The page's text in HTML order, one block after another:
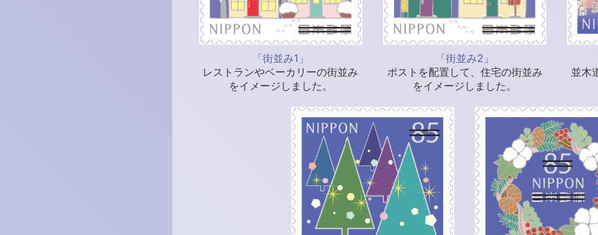
「街並み1」
レストランやベーカリーの街並み
をイメージしました。
「街並み2」
ポストを配置して、住宅の街並み
をイメージしました。
並木